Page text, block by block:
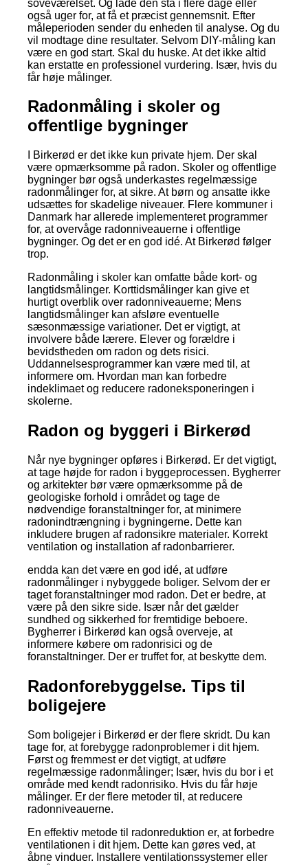
soveværelset. Og lade den stå i flere dage eller
også uger for, at få et præcist gennemsnit. Efter
måleperioden sender du enheden til analyse. Og du
vil modtage dine resultater. Selvom DIY-måling kan
være en god start. Skal du huske. At det ikke altid
kan erstatte en professionel vurdering. Især, hvis du
får høje målinger.
Radonmåling i skoler og
offentlige bygninger
I Birkerød er det ikke kun private hjem. Der skal
være opmærksomme på radon. Skoler og offentlige
bygninger bør også underkastes regelmæssige
radonmålinger for, at sikre. At børn og ansatte ikke
udsættes for skadelige niveauer. Flere kommuner i
Danmark har allerede implementeret programmer
for, at overvåge radonniveauerne i offentlige
bygninger. Og det er en god idé. At Birkerød følger
trop.
Radonmåling i skoler kan omfatte både kort- og
langtidsmålinger. Korttidsmålinger kan give et
hurtigt overblik over radonniveauerne; Mens
langtidsmålinger kan afsløre eventuelle
sæsonmæssige variationer. Det er vigtigt, at
involvere både lærere. Elever og forældre i
bevidstheden om radon og dets risici.
Uddannelsesprogrammer kan være med til, at
informere om. Hvordan man kan forbedre
indeklimaet og reducere radoneksponeringen i
skolerne.
Radon og byggeri i Birkerød
Når nye bygninger opføres i Birkerød. Er det vigtigt,
at tage højde for radon i byggeprocessen. Bygherrer
og arkitekter bør være opmærksomme på de
geologiske forhold i området og tage de
nødvendige foranstaltninger for, at minimere
radonindtrængning i bygningerne. Dette kan
inkludere brugen af radonsikre materialer. Korrekt
ventilation og installation af radonbarrierer.
endda kan det være en god idé, at udføre
radonmålinger i nybyggede boliger. Selvom der er
taget foranstaltninger mod radon. Det er bedre, at
være på den sikre side. Især når det gælder
sundhed og sikkerhed for fremtidige beboere.
Bygherrer i Birkerød kan også overveje, at
informere købere om radonrisici og de
foranstaltninger. Der er truffet for, at beskytte dem.
Radonforebyggelse. Tips til
boligejere
Som boligejer i Birkerød er der flere skridt. Du kan
tage for, at forebygge radonproblemer i dit hjem.
Først og fremmest er det vigtigt, at udføre
regelmæssige radonmålinger; Især, hvis du bor i et
område med kendt radonrisiko. Hvis du får høje
målinger. Er der flere metoder til, at reducere
radonniveauerne.
En effektiv metode til radonreduktion er, at forbedre
ventilationen i dit hjem. Dette kan gøres ved, at
åbne vinduer. Installere ventilationssystemer eller